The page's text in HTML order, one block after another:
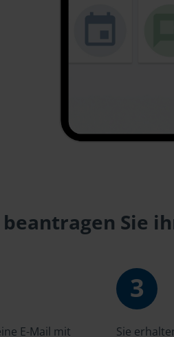
Sie
E-Mail mit
3
Sie